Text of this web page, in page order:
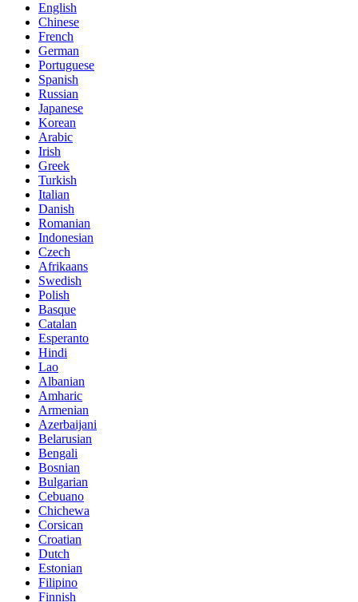
English
Chinese
French
German
Portuguese
Spanish
Russian
Japanese
Korean
Arabic
Irish
Greek
Turkish
Italian
Danish
Romanian
Indonesian
Czech
Afrikaans
Swedish
Polish
Basque
Catalan
Esperanto
Hindi
Lao
Albanian
Amharic
Armenian
Azerbaijani
Belarusian
Bengali
Bosnian
Bulgarian
Cebuano
Chichewa
Corsican
Croatian
Dutch
Estonian
Filipino
Finnish